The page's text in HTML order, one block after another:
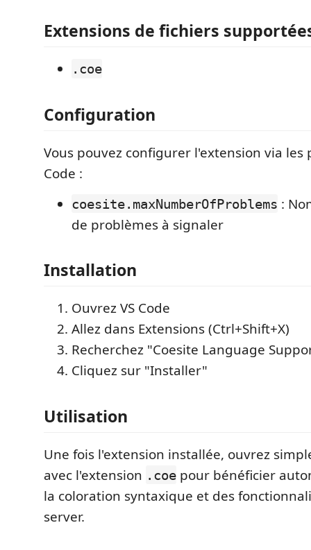
Extensions de fichiers
.coe
Configuration
Vous pouvez configurer l'extension via les
Code :
coesite.maxNumberOfProblems :
de problèmes à signaler
Installation
Ouvrez VS Code
Allez dans Extensions (Ctrl+Shift+X)
Recherchez "Coesite Language
Cliquez sur "Installer"
Utilisation
Une fois l'extension installée, ouvrez
avec l'extension .coe pour bénéficier
la coloration syntaxique et des
server.